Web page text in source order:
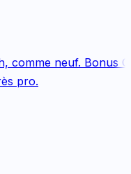
neuf. Bonus
pro.